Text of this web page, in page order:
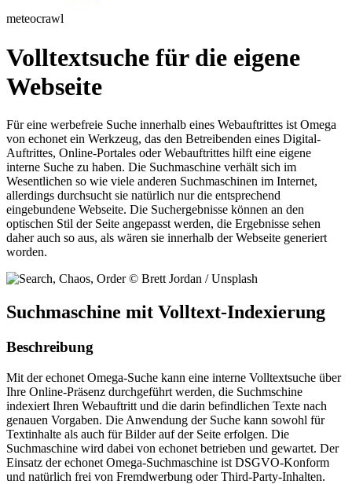
meteocrawl
Volltextsuche für die eigene
Webseite
Für eine werbefreie Suche innerhalb eines Webauftrittes ist Omega
von echonet ein Werkzeug, das den Betreibenden eines Digital-
Auftrittes, Online-Portales oder Webauftrittes hilft eine eigene
interne Suche zu haben. Die Suchmaschine verhält sich im
Wesentlichen so wie viele anderen Suchmaschinen im Internet,
allerdings durchsucht sie natürlich nur die entsprechend
eingebundene Webseite. Die Suchergebnisse können an den
optischen Stil der Seite angepasst werden, die Ergebnisse sehen
daher auch so aus, als wären sie innerhalb der Webseite generiert
worden.
Suchmaschine mit Volltext-Indexierung
Beschreibung
Mit der echonet Omega-Suche kann eine interne Volltextsuche über
Ihre Online-Präsenz durchgeführt werden, die Suchmschine
indexiert Ihren Webauftritt und die darin befindlichen Texte nach
genauen Vorgaben. Die Anwendung der Suche kann sowohl für
Textinhalte als auch für Bilder auf der Seite erfolgen. Die
Suchmaschine wird dabei von echonet betrieben und gewartet. Der
Einsatz der echonet Omega-Suchmaschine ist DSGVO-Konform
und natürlich frei von Fremdwerbung oder Third-Party-Inhalten.